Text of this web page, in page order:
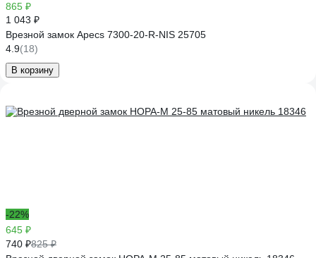
865 ₽
1 043 ₽
Врезной замок Apecs 7300-20-R-NIS 25705
4.9(18)
В корзину
-22%
645 ₽
740 ₽825 ₽